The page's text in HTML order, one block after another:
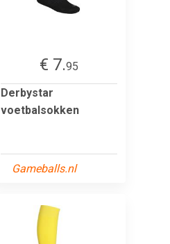
€ 7.95
Derbystar
voetbalsokken
Gameballs.nl